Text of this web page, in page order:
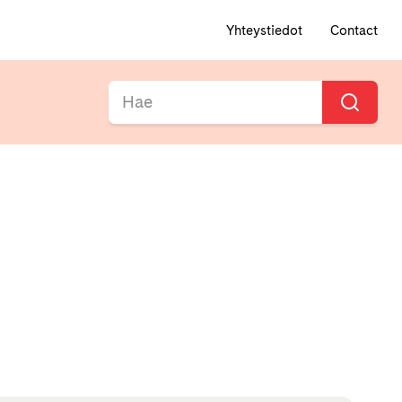
Yhteystiedot Contact